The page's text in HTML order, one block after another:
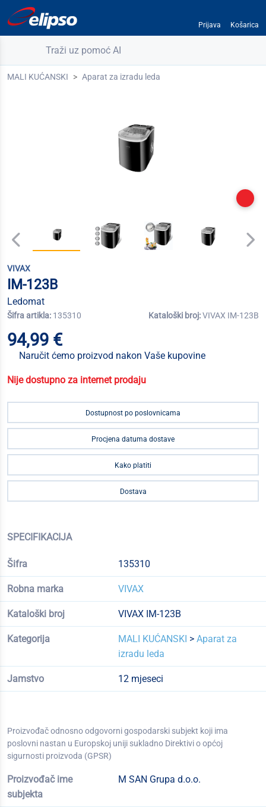
Prijava Košarica
Traži uz pomoć AI
MALI KUĆANSKI Aparat za izradu leda
VIVAX
IM-123B
Ledomat
Šifra artikla: 135310 Kataloški broj:VIVAX IM-123B
94,99 €
Naručit ćemo proizvod nakon Vaše kupovine
Nije dostupno za internet prodaju
Dostupnost po poslovnicama
Procjena datuma dostave
Kako platiti
Dostava
SPECIFIKACIJA
Šifra 135310
Robna marka VIVAX
Kataloški broj VIVAX IM-123B
Kategorija MALI KUĆANSKI > Aparat za
izradu leda
Jamstvo 12 mjeseci
Proizvođač odnosno odgovorni gospodarski subjekt koji ima
poslovni nastan u Europskoj uniji sukladno Direktivi o općoj
sigurnosti proizvoda (GPSR)
Proizvođač ime
subjekta
M SAN Grupa d.o.o.